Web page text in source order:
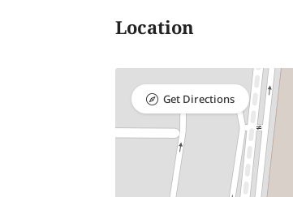
Location
Get Directions